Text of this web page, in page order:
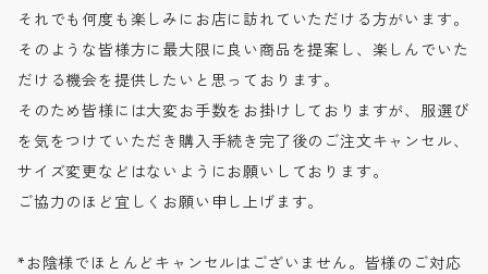
それでも何度も楽しみにお店に訪れていただける方がいます。
そのような皆様方に最大限に良い商品を提案し、楽しんでいた
だける機会を提供したいと思っております。
そのため皆様には大変お手数をお掛けしておりますが、服選び
を気をつけていただき購入手続き完了後のご注文キャンセル、
サイズ変更などはないようにお願いしております。
ご協力のほど宜しくお願い申し上げます。
*お陰様でほとんどキャンセルはございません。皆様のご対応